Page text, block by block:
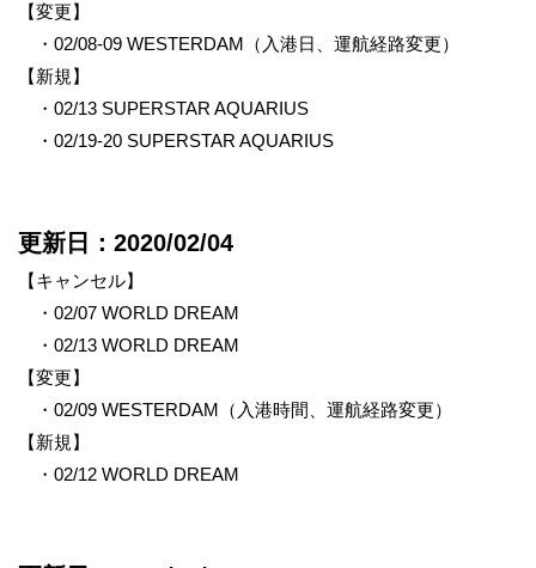
【変更】
・02/08-09 WESTERDAM（入港日、運航経路変更）
【新規】
・02/13 SUPERSTAR AQUARIUS
・02/19-20 SUPERSTAR AQUARIUS
更新日： 2020/02/04
【キャンセル】
・02/07 WORLD DREAM
・02/13 WORLD DREAM
【変更】
・02/09 WESTERDAM（入港時間、運航経路変更）
【新規】
・02/12 WORLD DREAM